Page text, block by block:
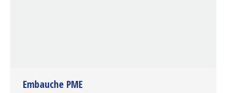
Embauche PME